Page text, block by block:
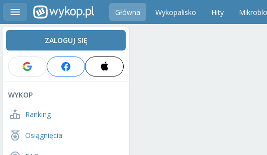
Główna Wykopalisko Hity
ZALOGUJ SIĘ
WYKOP
Ranking
Osiągnięcia